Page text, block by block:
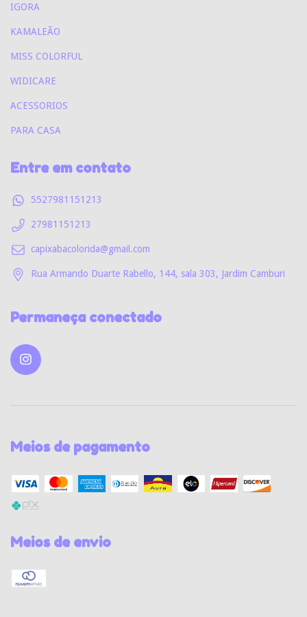
IGORA
KAMALEÃO
MISS COLORFUL
WIDICARE
ACESSORIOS
PARA CASA
Entre em contato
5527981151213
27981151213
capixabacolorida@gmail.com
Rua Armando Duarte Rabello, 144, sala 303, Jardim Camburi
Permaneça conectado
Meios de pagamento
Meios de envio